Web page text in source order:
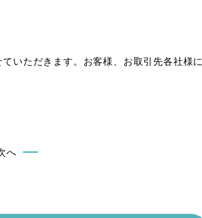
いただきます。お客様、お取引先各社様に
へ